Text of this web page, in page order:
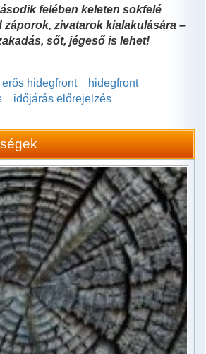
felében keleten sokfelé
záporok, zivatarok kialakulására –
sőt, jégeső is lehet!
erős hidegfront
hidegfront
időjárás előrejelzés